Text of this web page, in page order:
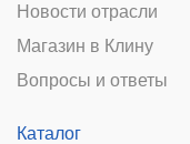
Новости отрасли
Магазин в Клину
Вопросы и ответы
Каталог